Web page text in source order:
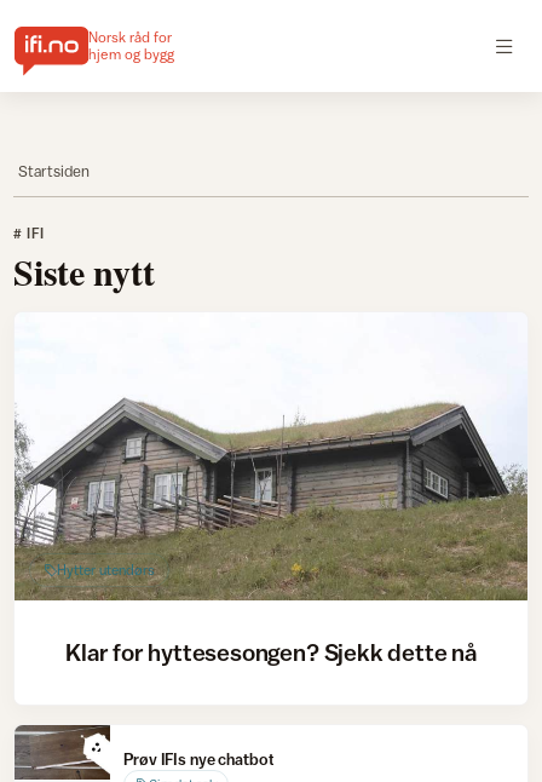
Norsk råd for
hjem og bygg
Startsiden
# IFI
Siste nytt
Hytter utendørs
Klar for hyttesesongen? Sjekk dette nå
Prøv IFIs nye chatbot